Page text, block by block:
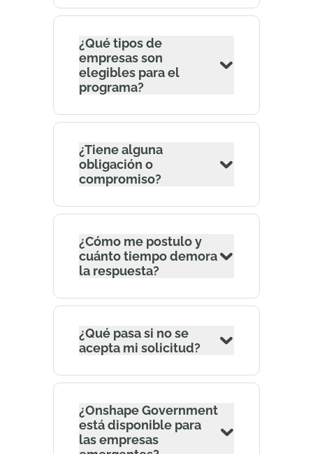
¿Qué tipos de
empresas son
elegibles para el
programa?
¿Tiene alguna
obligación o
compromiso?
¿Cómo me postulo y
cuánto tiempo demora
la respuesta?
¿Qué pasa si no se
acepta mi solicitud?
¿Onshape Government
está disponible para
las empresas